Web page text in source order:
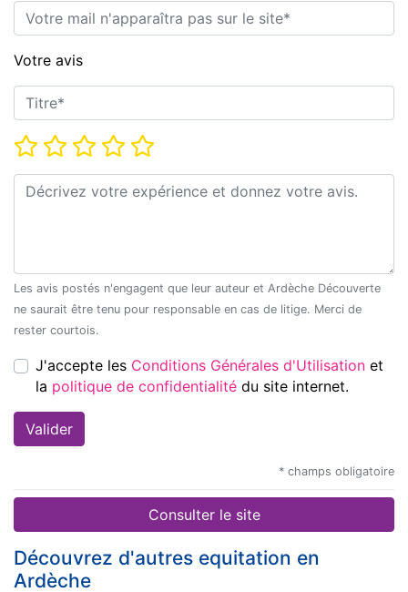
E-mail*
Votre avis
Titre*
Note*
Commentaire*
Les avis postés n'engagent que leur auteur et Ardèche Découverte
ne saurait être tenu pour responsable en cas de litige. Merci de
rester courtois.
J'accepte les Conditions Générales d'Utilisation et
la
politique de confidentialité du site internet.
* champs obligatoire
Consulter le site
Découvrez d'autres equitation en
Ardèche